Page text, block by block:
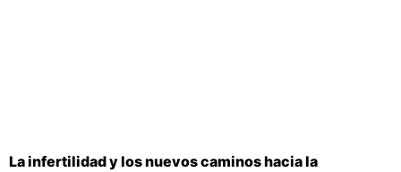
La infertilidad y los nuevos caminos hacia la